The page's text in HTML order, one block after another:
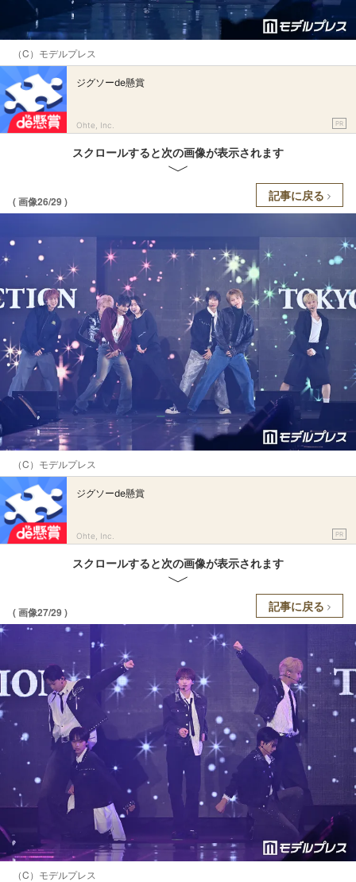
（C）モデルプレス
ジグソーde懸賞
Ohte, Inc. PR
スクロールすると次の画像が表示されます
( 画像26/29 ) 記事に戻る
（C）モデルプレス
ジグソーde懸賞
Ohte, Inc. PR
スクロールすると次の画像が表示されます
( 画像27/29 ) 記事に戻る
（C）モデルプレス